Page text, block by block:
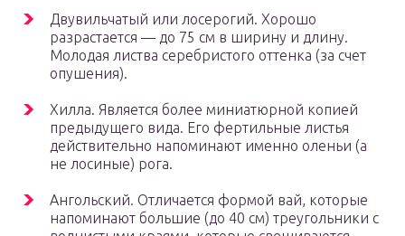
Двувильчатый или лосерогий. Хорошо
разрастается — до 75 см в ширину и длину.
Молодая листва серебристого оттенка (за счет
опушения).
Хилла. Является более миниатюрной копией
предыдущего вида. Его фертильные листья
действительно напоминают именно оленьи (а
не лосиные) рога.
Ангольский. Отличается формой вай, которые
напоминают большие (до 40 см) треугольники с